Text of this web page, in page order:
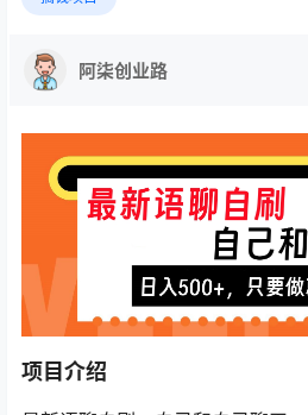
阿柒创业路
项目介绍